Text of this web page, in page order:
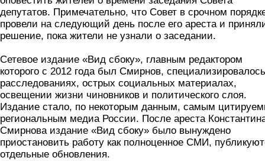
депутатов. Примечательно, что Совет в срочном
провели на следующий день после его ареста и
решение, пока жители не узнали о заседании.
Сетевое издание «Вид сбоку», главным редактором
которого с 2012 года был Смирнов,
расследованиях, острых социальных материалах,
освещении жизни чиновников и политического слоя.
Издание стало, по некоторым данным, самым
региональным медиа России. После ареста
Смирнова издание «Вид сбоку» было вынуждено
приостановить работу как полноценное СМИ,
отдельные обновления.